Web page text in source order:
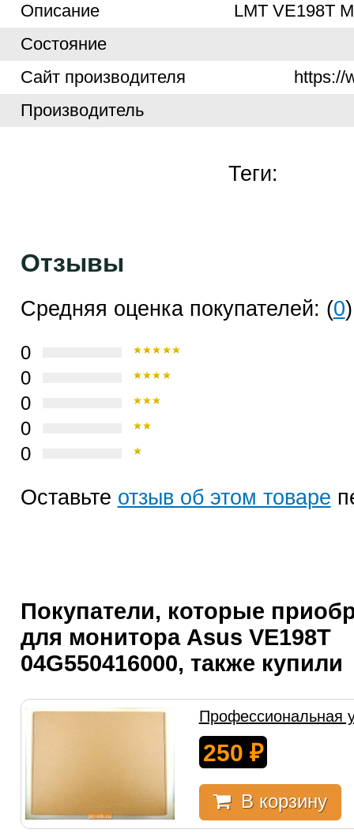
Описание
LMT VE198T
Cостояние
Cайт производителя
https://
Производитель
Теги:
Отзывы
Средняя оценка покупателей: (0)
0
0
0
0
0
Оставьте отзыв об этом товаре
Покупатели, которые
для монитора Asus VE198T
04G550416000, также купили
Профессиональная
250 ₽
В корзину